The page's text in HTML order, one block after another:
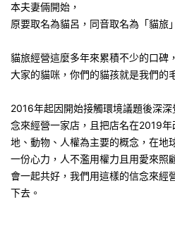
本夫妻倆開始，
原要取名為貓呂，同音取名為「貓旅
貓旅經營這麼多年來累積不少的口碑
大家的貓咪，你們的貓孩就是我們的
2016年起因開始接觸環境議題後深
念來經營一家店，且把店名在2019
地、動物、人權為主要的概念，在地
一份心力，人不濫用權力且用愛來照
會一起共好，我們用這樣的信念來經
下去。